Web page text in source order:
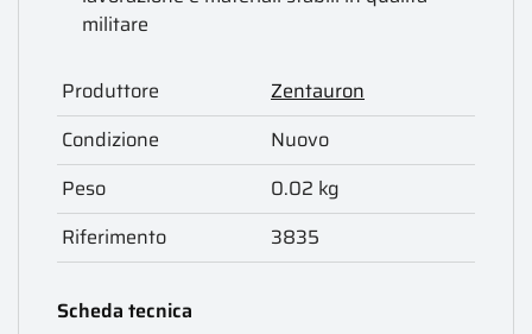
militare
Produttore
Zentauron
Condizione
Nuovo
Peso
0.02 kg
Riferimento
3835
Scheda tecnica